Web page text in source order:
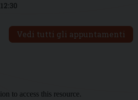
12:30
Vedi tutti gli appuntamenti